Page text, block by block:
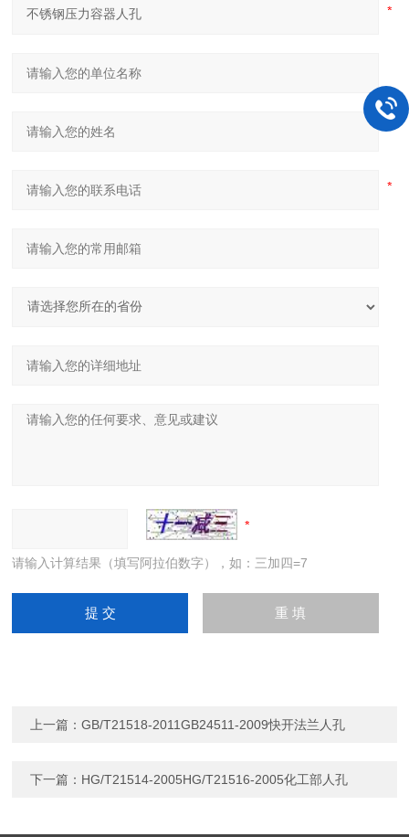
请输入计算结果（填写阿拉伯数字），如：三加四=7
上一篇：GB/T21518-2011GB24511-2009快开法兰人孔
下一篇： HG/T21514-2005HG/T21516-2005化工部人孔